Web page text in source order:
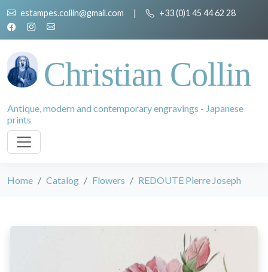
estampes.collin@gmail.com | +33 (0)1 45 44 62 28
Christian Collin
Antique, modern and contemporary engravings - Japanese
prints
Home Catalog Flowers REDOUTE Pierre Joseph